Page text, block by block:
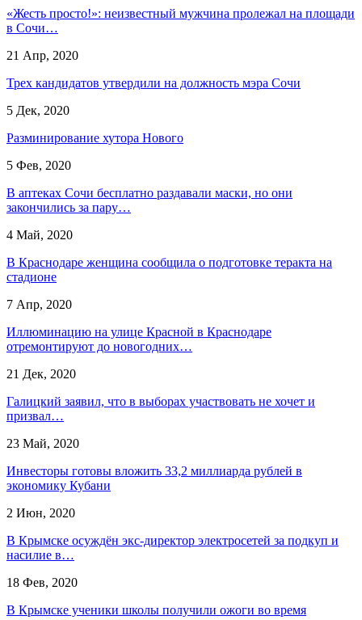
«Жесть просто!»: неизвестный мужчина пролежал на площади
в Сочи…
21 Апр, 2020
Трех кандидатов утвердили на должность мэра Сочи
5 Дек, 2020
Разминирование хутора Нового
5 Фев, 2020
В аптеках Сочи бесплатно раздавали маски, но они
закончились за пару…
4 Май, 2020
В Краснодаре женщина сообщила о подготовке теракта на
стадионе
7 Апр, 2020
Иллюминацию на улице Красной в Краснодаре
отремонтируют до новогодних…
21 Дек, 2020
Галицкий заявил, что в выборах участвовать не хочет и
призвал…
23 Май, 2020
Инвесторы готовы вложить 33,2 миллиарда рублей в
экономику Кубани
2 Июн, 2020
В Крымске осуждён экс-директор электросетей за подкуп и
насилие в…
18 Фев, 2020
В Крымске ученики школы получили ожоги во время